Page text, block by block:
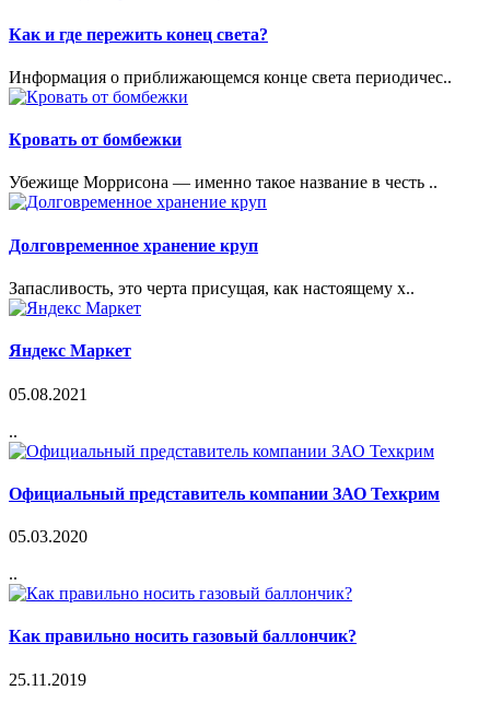
Как и где пережить конец света?
Информация о приближающемся конце света периодичес..
Кровать от бомбежки
Убежище Моррисона — именно такое название в честь ..
Долговременное хранение круп
Запасливость, это черта присущая, как настоящему х..
Яндекс Маркет
05.08.2021
..
Официальный представитель компании ЗАО Техкрим
05.03.2020
..
Как правильно носить газовый баллончик?
25.11.2019